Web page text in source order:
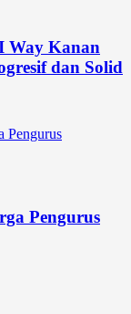
Way Kanan
dan Solid
Pengurus